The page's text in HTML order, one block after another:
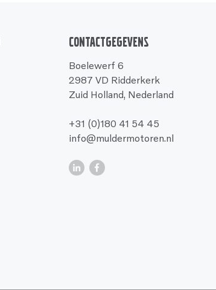
Contactgegevens
Boelewerf 6
2987 VD Ridderkerk
Zuid Holland, Nederland
+31 (0)180 41 54 45
info@muldermotoren.nl